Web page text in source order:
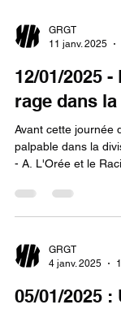
GRGT
11 janv. 2025
12/01/2025
rage dans
Avant cette journée
palpable dans la
- A. L'Orée et le
GRGT
4 janv. 2025
05/01/2025